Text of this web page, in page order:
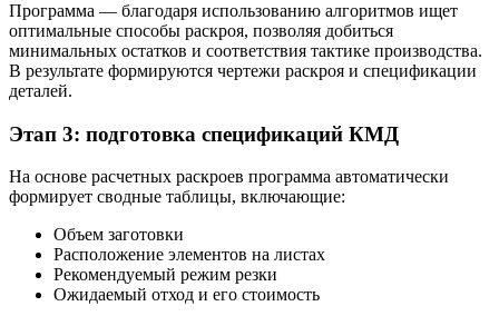
Программа — благодаря использованию алгоритмов ищет
оптимальные способы раскроя, позволяя добиться
минимальных остатков и соответствия тактике производства.
В результате формируются чертежи раскроя и спецификации
деталей.
Этап 3: подготовка спецификаций КМД
На основе расчетных раскроев программа автоматически
формирует сводные таблицы, включающие:
Объем заготовки
Расположение элементов на листах
Рекомендуемый режим резки
Ожидаемый отход и его стоимость